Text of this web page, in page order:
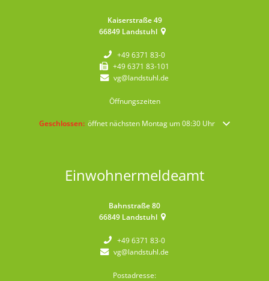
Kaiserstraße 49
66849 Landstuhl
+49 6371 83-0
+49 6371 83-101
vg@landstuhl.de
Öffnungszeiten
Klicken, um weitere Öffnungs- oder Schließzeiten auszublenden
Geschlossen: öffnet nächsten Montag um 08:30 Uhr
Einwohnermeldeamt
Bahnstraße 80
66849 Landstuhl
+49 6371 83-0
vg@landstuhl.de
Postadresse: